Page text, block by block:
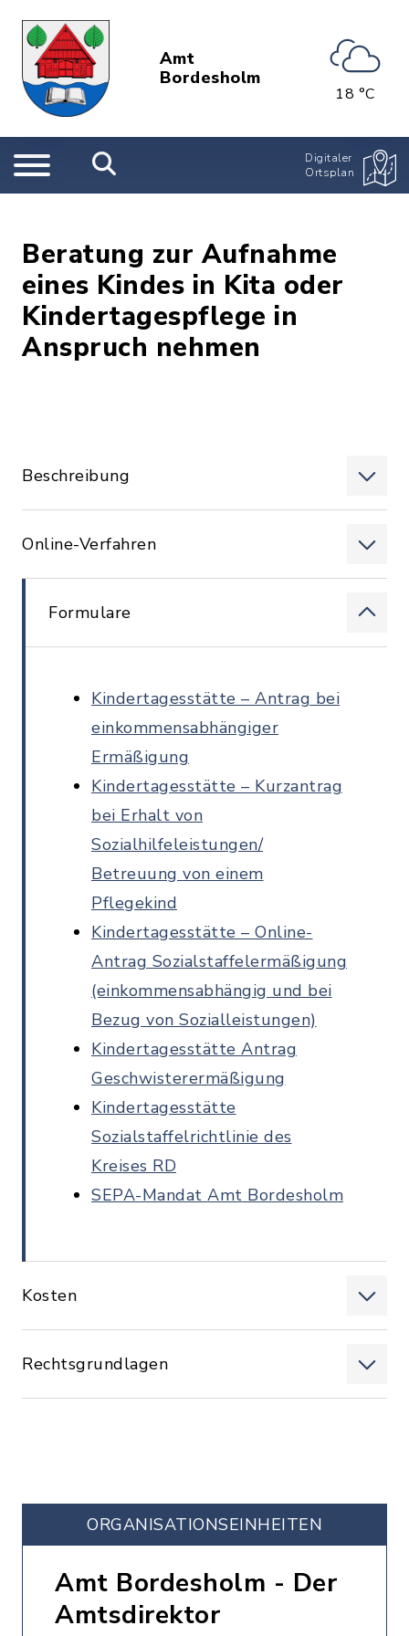
Amt
Bordesholm
18 °C
Digitaler
Ortsplan
Beratung zur Aufnahme
eines Kindes in Kita oder
Kindertagespflege in
Anspruch nehmen
Beschreibung
Online-Verfahren
Formulare
Kindertagesstätte – Antrag bei
einkommensabhängiger
Ermäßigung
Kindertagesstätte – Kurzantrag
bei Erhalt von
Sozialhilfeleistungen/
Betreuung von einem
Pflegekind
Kindertagesstätte – Online-
Antrag Sozialstaffelermäßigung
(einkommensabhängig und bei
Bezug von Sozialleistungen)
Kindertagesstätte Antrag
Geschwisterermäßigung
Kindertagesstätte
Sozialstaffelrichtlinie des
Kreises RD
SEPA-Mandat Amt Bordesholm
Kosten
Rechtsgrundlagen
ORGANISATIONS­EINHEITEN
Amt Bordesholm - Der
Amtsdirektor